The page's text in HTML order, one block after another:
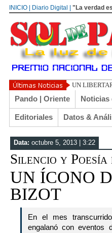
INICIO | Diario Digital | "La verdad
UN
Pando | Oriente Noticias
Editoriales Datos &
Data: octubre 5, 2013 | 3:22
Silencio y
UN ÍCONO
BIZOT
En el mes
engalanó con eventos